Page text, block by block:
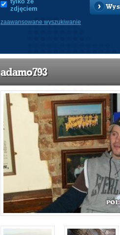
zdjęciem
zaawansowane wyszukiwanie
adamo793